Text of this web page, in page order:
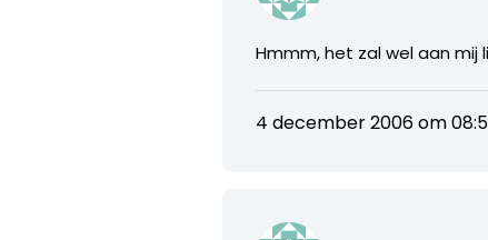
Hmmm, het zal wel aan
4 december 2006 om